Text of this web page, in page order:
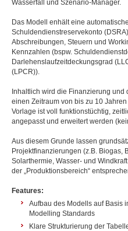
Wasserfall und Szenario-Manager.
Das Modell enhält eine
Schuldendienstreservekonto
Abschreibungen, Steuern und
Kennzahlen (bspw.
Darlehenslaufzeitdeckungsgrad
(LPCR)).
Inhaltlich wird die Finanzierung
einen Zeitraum von bis zu 10
Vorlage ist voll funktionstüchtig,
angepasst und erweitert werden
Aus diesem Grunde lassen
Projektfinanzierungen (z.B. Biogas,
Solarthermie, Wasser- und
der „Produktionsbereich“
Features:
Aufbau des Modells auf Basis
Modelling Standards
Klare Strukturierung der